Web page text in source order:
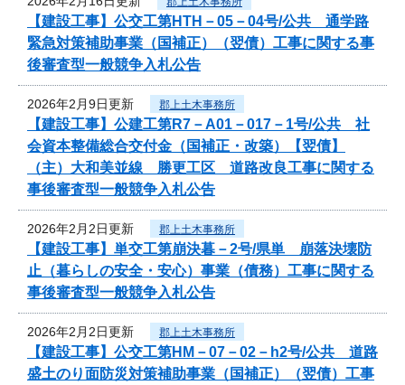
【建設工事】公交工第HTH－05－04号/公共 通学路
緊急対策補助事業（国補正）（翌債）工事に関する事
後審査型一般競争入札公告
2026年2月9日更新 郡上土木事務所
【建設工事】公建工第R7－A01－017－1号/公共 社
会資本整備総合交付金（国補正・改築）【翌債】
（主）大和美並線 勝更工区 道路改良工事に関する
事後審査型一般競争入札公告
2026年2月2日更新 郡上土木事務所
【建設工事】単交工第崩決暮－2号/県単 崩落決壊防
止（暮らしの安全・安心）事業（債務）工事に関する
事後審査型一般競争入札公告
2026年2月2日更新 郡上土木事務所
【建設工事】公交工第HM－07－02－h2号/公共 道路
盛土のり面防災対策補助事業（国補正）（翌債）工事